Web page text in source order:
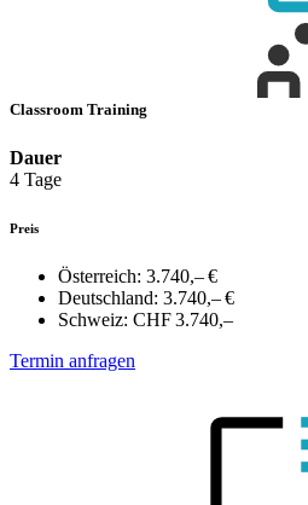
Classroom Training
Dauer
4 Tage
Preis
Österreich: 3.740,– €
Deutschland: 3.740,– €
Schweiz: CHF 3.740,–
Termin anfragen